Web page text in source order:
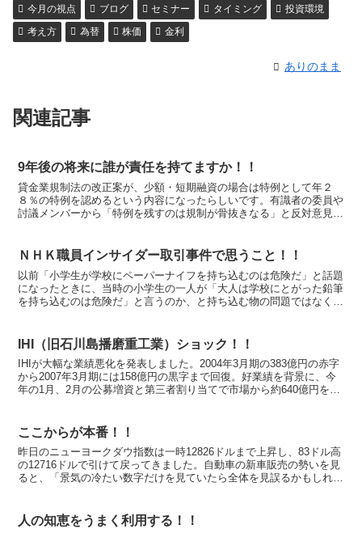
今月の視点 ブログ セミナー タイミング
投資環境
考え方
為替 株価 金利
ありのまま
関連記事
9年後の将来に誰が責任を持てますか！！
貸金業規制法の改正案が、少額・短期融資の場合は特例として年２
８％の特例を認めるという内容になったらしいです。有識者の委員や
討議メンバーから「特例を残すのは規制が骨抜きなる」と反対意見が
ＮＨＫ職員インサイダー取引事件で思うこと！！
以前「小学生が学校にペーパーナイフを持ち込むのは危険だ」と話題
になったときに、当時の小学生の一人が「大人は学校にとがった鉛筆
を持ち込むのは危険だ」と言うのか、と持ち込む物の問題ではなく、
IHI（旧石川島播磨重工業）ショック！！
IHIが大幅な業績悪化を発表しました。2004年3月期の383億円の赤字
から2007年3月期には158億円の黒字まで回復。好業績を背景に、今
年の1月、2月の公募増資と第三者割り当てで市場から約640億円を調
ここからが本番！！
昨日のニューヨークダウ指数は一時12826ドルまで上昇し、83ドル高
の12716ドルで引けて戻ってきました。自動車の新車販売の勢いを見
ると、「景気の冷たい数字だけを見ていたら全体を見誤るかもしれな
人の知恵をうまく利用する！！